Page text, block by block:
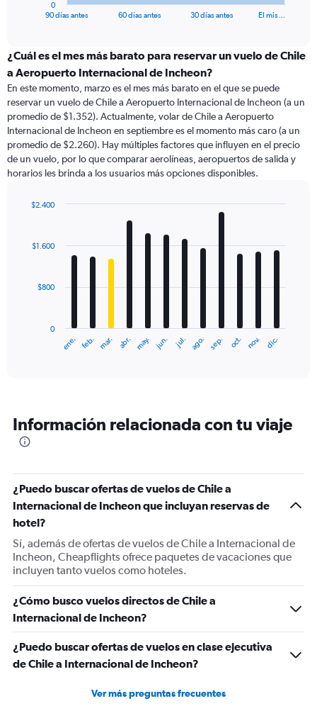
categories.
Range:
categories.
The
chart
has
1
Y
axis
values.
to
90 días antes 60 días antes 30 días antes El mis…
0
¿Cuál es el mes más barato para reservar un vuelo de Chile
a Aeropuerto Internacional de Incheon?
En este momento, marzo es el mes más barato en el que se puede
reservar un vuelo de Chile a Aeropuerto Internacional de Incheon (a un
promedio de $1.352). Actualmente, volar de Chile a Aeropuerto
Internacional de Incheon en septiembre es el momento más caro (a un
promedio de $2.260). Hay múltiples factores que influyen en el precio
de un vuelo, por lo que comparar aerolíneas, aeropuertos de salida y
horarios les brinda a los usuarios más opciones disponibles.
with
12
The
categories.
The
Y
axis
displaying
Range:
0
to
2400.
ene. feb. mar. abr. may. jun. jul. ago. sep. oct. nov. dic.
0
$800
$1.600
$2.400
Información relacionada con tu viaje
¿Puedo buscar ofertas de vuelos de Chile a
Internacional de Incheon que incluyan reservas de
hotel?
Sí, además de ofertas de vuelos de Chile a Internacional de
Incheon, Cheapflights ofrece paquetes de vacaciones que
incluyen tanto vuelos como hoteles.
¿Cómo busco vuelos directos de Chile a
Internacional de Incheon?
¿Puedo buscar ofertas de vuelos en clase ejecutiva
de Chile a Internacional de Incheon?
Ver más preguntas frecuentes